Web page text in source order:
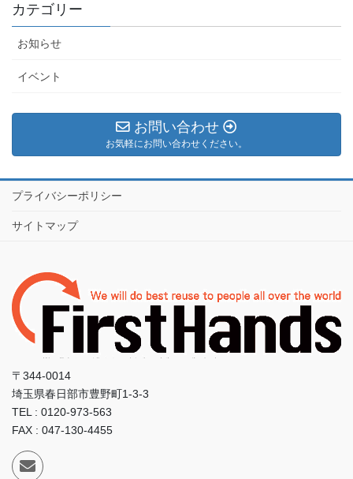
カテゴリー
お知らせ
イベント
お問い合わせ
お気軽にお問い合わせください。
プライバシーポリシー
サイトマップ
〒344-0014
埼玉県春日部市豊野町1-3-3
TEL : 0120-973-563
FAX : 047-130-4455